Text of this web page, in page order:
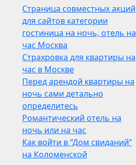
Страница совместных акций
для сайтов категории
гостиница на ночь, отель на
час Москва
Страхровка для квартиры на
час в Москве
Перед арендой квартиры на
ночь сами детально
определитесь
Романтический отель на
ночь или на час
Как войти в “Дом свиданий”
на Коломенской